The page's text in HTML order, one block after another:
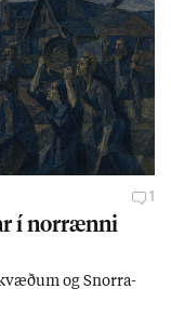
1
í nor­rænni
og Snorra-